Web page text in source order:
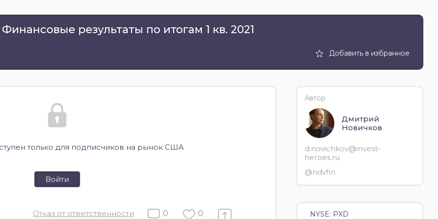
результаты по итогам 1 кв. 2021
Добавить в избранное
только для подписчиков на рынок США
Войти
Отказ от ответственности 0 0
Автор
Дмитрий
Новичков
d.novichkov@invest-
heroes.ru
@ndvfin
NYSE: PXD